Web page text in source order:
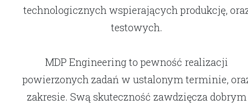
technologicznych wspierających produkcję,
testowych.
MDP Engineering to pewność realizacji
powierzonych zadań w ustalonym terminie,
zakresie. Swą skuteczność zawdzięcza dobrym